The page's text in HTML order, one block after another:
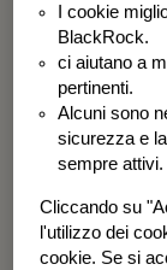
BSF
BGF
Income
I cookie
BlackRock.
ci aiutano a
pertinenti.
Alcuni sono
sicurezza e
sempre attivi.
Cliccando su
l'utilizzo dei
cookie. Se si